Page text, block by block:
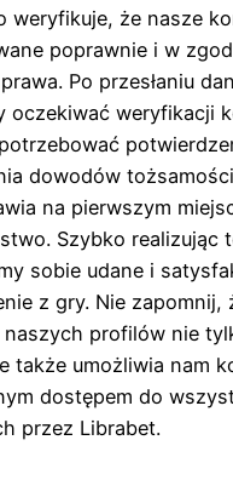
weryfikuje, że nasze
poprawnie i w
Po przesłaniu
oczekiwać weryfikacji
dowodów
na pierwszym
Szybko realizując
sobie udane i
z gry. Nie zapomnij,
profilów nie
także umożliwia nam
dostępem do
przez Librabet.